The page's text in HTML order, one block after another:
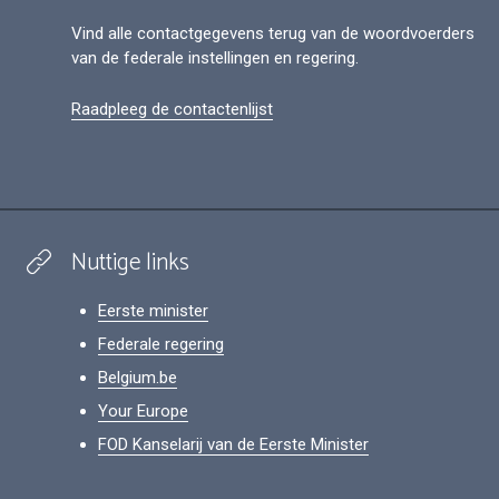
Vind alle contactgegevens terug van de woordvoerders
van de federale instellingen en regering.
Raadpleeg de contactenlijst
Nuttige links
Eerste minister
Federale regering
Belgium.be
Your Europe
FOD Kanselarij van de Eerste Minister